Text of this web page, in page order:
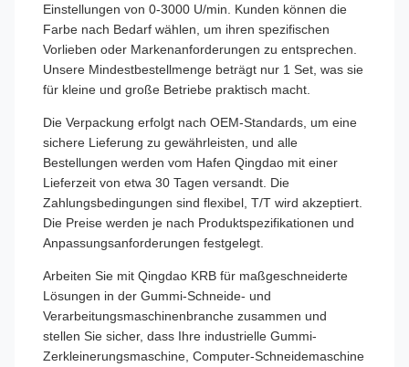
Einstellungen von 0-3000 U/min. Kunden können die
Farbe nach Bedarf wählen, um ihren spezifischen
Vorlieben oder Markenanforderungen zu entsprechen.
Unsere Mindestbestellmenge beträgt nur 1 Set, was sie
für kleine und große Betriebe praktisch macht.
Die Verpackung erfolgt nach OEM-Standards, um eine
sichere Lieferung zu gewährleisten, und alle
Bestellungen werden vom Hafen Qingdao mit einer
Lieferzeit von etwa 30 Tagen versandt. Die
Zahlungsbedingungen sind flexibel, T/T wird akzeptiert.
Die Preise werden je nach Produktspezifikationen und
Anpassungsanforderungen festgelegt.
Arbeiten Sie mit Qingdao KRB für maßgeschneiderte
Lösungen in der Gummi-Schneide- und
Verarbeitungsmaschinenbranche zusammen und
stellen Sie sicher, dass Ihre industrielle Gummi-
Zerkleinerungsmaschine, Computer-Schneidemaschine